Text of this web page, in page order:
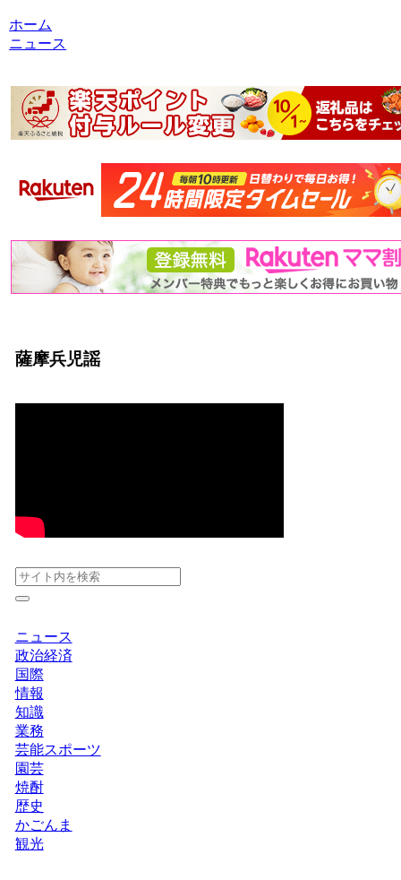
ホーム
ニュース
薩摩兵児謡
ニュース
政治経済
国際
情報
知識
業務
芸能スポーツ
園芸
焼酎
歴史
かごんま
観光